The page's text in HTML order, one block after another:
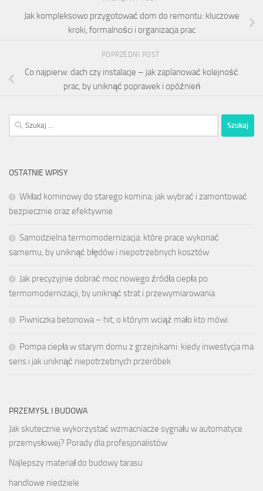
Jak kompleksowo przygotować dom do remontu: kluczowe
kroki, formalności i organizacja prac
POPRZEDNI POST
Co najpierw: dach czy instalacje – jak zaplanować kolejność
prac, by uniknąć poprawek i opóźnień
Szukaj:
OSTATNIE WPISY
Wkład kominowy do starego komina: jak wybrać i zamontować
bezpiecznie oraz efektywnie
Samodzielna termomodernizacja: które prace wykonać
samemu, by uniknąć błędów i niepotrzebnych kosztów
Jak precyzyjnie dobrać moc nowego źródła ciepła po
termomodernizacji, by uniknąć strat i przewymiarowania
Piwniczka betonowa – hit, o którym wciąż mało kto mówi
Pompa ciepła w starym domu z grzejnikami: kiedy inwestycja ma
sens i jak uniknąć niepotrzebnych przeróbek
PRZEMYSŁ I BUDOWA
Jak skutecznie wykorzystać wzmacniacze sygnału w automatyce
przemysłowej? Porady dla profesjonalistów
Najlepszy materiał do budowy tarasu
handlowe niedziele